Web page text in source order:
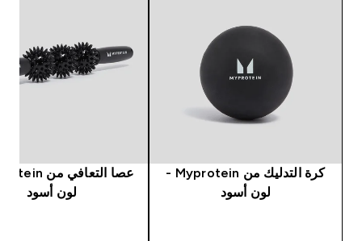
كرة التدليك من Myprotein -
لون أسود
لون أسود